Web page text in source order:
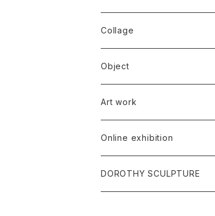
Collage
Object
Art work
Online exhibition
DOROTHY SCULPTURE